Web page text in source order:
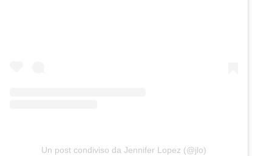
Un post condiviso da Jennifer Lopez (@jlo)